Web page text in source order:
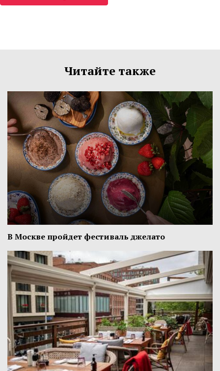
Читайте также
В Москве пройдет фестиваль джелато